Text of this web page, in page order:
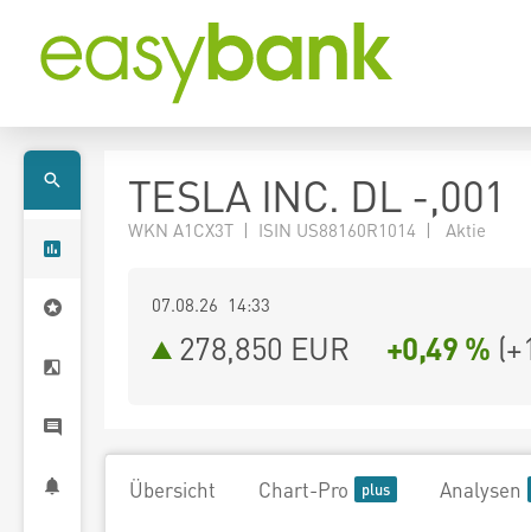
TESLA INC. DL -,001
WKN A1CX3T | ISIN US88160R1014 | Aktie
07.08.26 14:33
278,850 EUR +0,49 % (
Übersicht Chart-Pro Analysen